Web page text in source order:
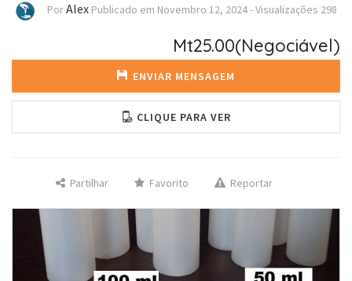
PorAlex Publicado em Novembro 12, 2024-Visualizações 298
Mt25.00(Negociável)
ENVIAR MENSAGEM
CLIQUE PARA VER
Partilhar Favorito Reportar